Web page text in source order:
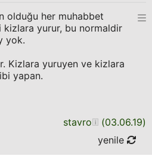
olduğu her muhabbet
yurur, bu normaldir
yok.
Kizlara yuruyen ve kizlara
yapan.
stavro (03.06.19)
yenile